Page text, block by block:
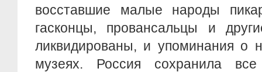
восставшие малые народы
гасконцы, провансальцы и
ликвидированы, и упоминания о
музеях. Россия сохранила